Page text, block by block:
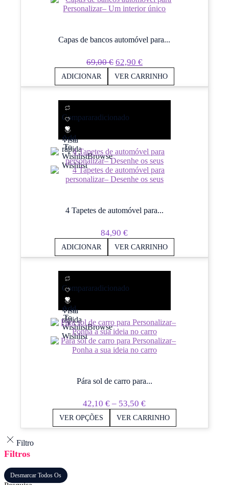
Capas de bancos automóvel para...
69,00€ O
Preço
Original
Era:
69,00 €.
62,90 €O
Preço
Atual
É:
ADICIONAR VER CARRINHO
Compararadicionado
Add
To
WishlistBrowse
Wishlist
Vista
rápida
4 Tapetes de automóvel para...
84,90€
ADICIONAR VER CARRINHO
Compararadicionado
Add
To
WishlistBrowse
Wishlist
Vista
rápida
Pára sol de carro para...
42,10€ – 53,50€Price
Range:
42,10 €
VER OPÇÕES VER CARRINHO
Filtro
Filtros
Desmarcar Todos Os